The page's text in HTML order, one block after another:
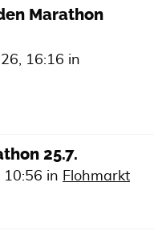
Marathon
16:16 in
25.7.
10:56 in Flohmarkt